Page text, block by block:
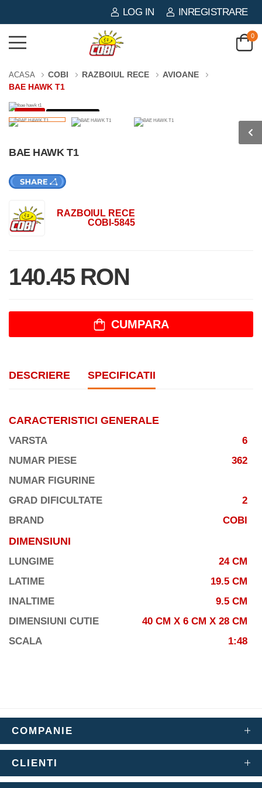
LOG IN INREGISTRARE
0
ACASA COBI RAZBOIUL RECE
AVIOANE
BAE HAWK T1
-3% 362 PIESE
BAE HAWK T1
RAZBOIUL RECE
COBI-5845
140.45 RON
CUMPARA
DESCRIERE SPECIFICATII
CARACTERISTICI GENERALE
VARSTA
6
NUMAR PIESE
362
NUMAR FIGURINE
GRAD DIFICULTATE
2
BRAND
COBI
DIMENSIUNI
LUNGIME
24 CM
LATIME
19.5 CM
INALTIME
9.5 CM
DIMENSIUNI CUTIE
40 CM X 6 CM X 28 CM
SCALA
1:48
COMPANIE
CLIENTI